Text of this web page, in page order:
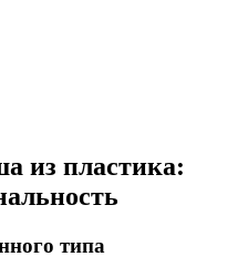
из пластика:
типа